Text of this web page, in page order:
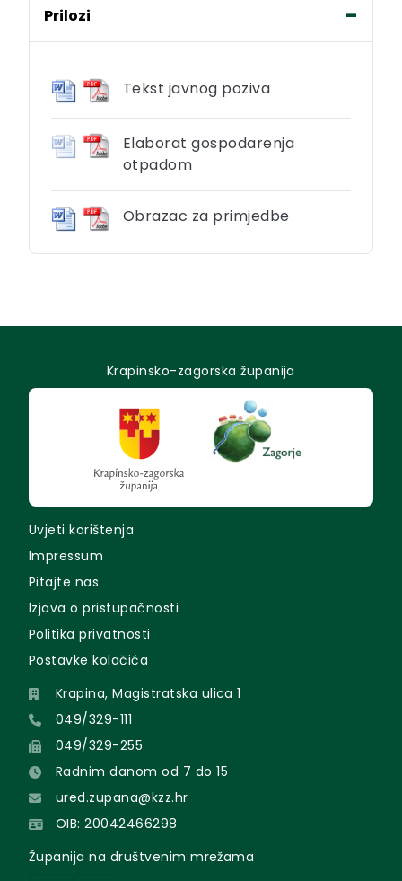
Prilozi
Tekst javnog poziva
Elaborat gospodarenja
otpadom
Obrazac za primjedbe
Krapinsko-zagorska županija
Uvjeti korištenja
Impressum
Pitajte nas
Izjava o pristupačnosti
Politika privatnosti
Postavke kolačića
Krapina, Magistratska ulica 1
049/329-111
049/329-255
Radnim danom od 7 do 15
ured.zupana@kzz.hr
OIB: 20042466298
Županija na društvenim mrežama